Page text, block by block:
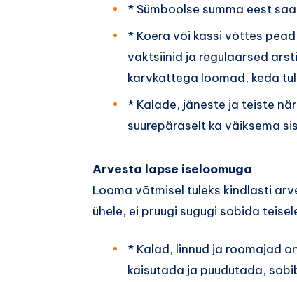
* Sümboolse summa eest
* Koera või kassi võttes
vaktsiinid ja regulaarsed
karvkattega loomad, keda
* Kalade, jäneste ja teiste
suurepäraselt ka väiksema
Arvesta lapse iseloomuga
Looma võtmisel tuleks kindlasti
ühele, ei pruugi sugugi sobida
* Kalad, linnud ja roomajad
kaisutada ja puudutada,